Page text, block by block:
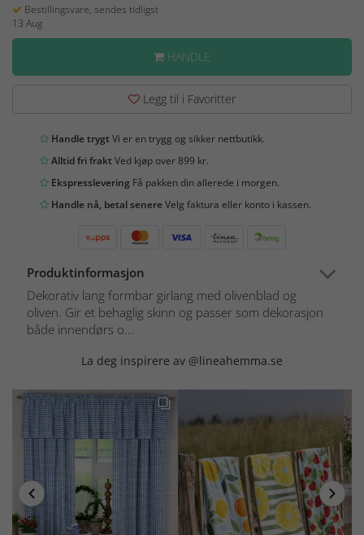
Bestillingsvare, sendes tidligst
13 Aug
HANDLE
Legg til i Favoritter
Handle trygtVi er en trygg og sikker nettbutikk.
Alltid fri fraktVed kjøp over 899 kr.
Ekspresslevering Få pakken din allerede i morgen.
Handle nå, betal senereVelg faktura eller konto i kassen.
Produktinformasjon
Dekorativ lang formbar girlang med olivenblad og
oliven. Gir et behaglig skinn og passer som dekorasjon
både innendørs o...
La deg inspirere av @lineahemma.se